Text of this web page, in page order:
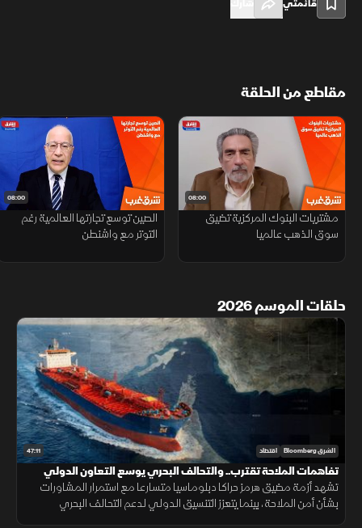
قائمتي
مقاطع من الحلقة
08:00
مشتريات البنوك المركزية تضيق
سوق الذهب عالميا
08:00
الصين توسع تجارتها العالمية رغم
التوتر مع واشنطن
حلقات الموسم 2026
47:11 الشرق Bloomberg اقتصاد
تفاهمات الملاحة تقترب.. والتحالف البحري يوسع التعاون الدولي
تشهد أزمة مضيق هرمز حراكا دبلوماسيا متسارعا مع استمرار المشاورات
بشأن أمن الملاحة، بينما يتعزز التنسيق الدولي لدعم التحالف البحري